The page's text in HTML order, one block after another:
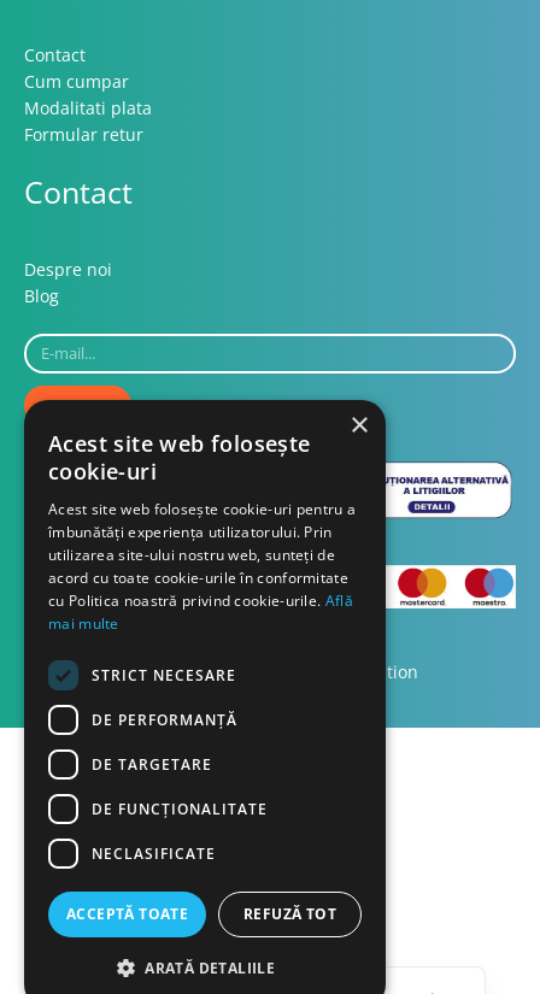
Contact
Cum cumpar
Modalitati plata
Formular retur
Contact
Despre noi
Blog
E-
mail...
TRIMITE
Copyright © 2023 Dasco Distribution
×
Acest site web folosește
cookie-uri
Acest site web folosește cookie-uri pentru a
îmbunătăți experiența utilizatorului. Prin
utilizarea site-ului nostru web, sunteți de
acord cu toate cookie-urile în conformitate
cu Politica noastră privind cookie-urile. Află
mai multe
STRICT NECESARE
DE PERFORMANȚĂ
DE TARGETARE
DE FUNCŢIONALITATE
NECLASIFICATE
ACCEPTĂ TOATE REFUZĂ TOT
ARATĂ DETALIILE